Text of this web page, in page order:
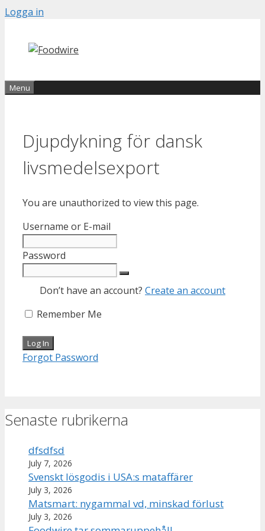
Skip
content
Logga in
Menu
Djupdykning för dansk
livsmedelsexport
You are unauthorized to view this page.
Username or E-mail
Password
Don’t have an account? Create an account
Remember Me
Forgot Password
Senaste rubrikerna
dfsdfsd
July 7, 2026
Svenskt lösgodis i USA:s mataffärer
July 3, 2026
Matsmart: nygammal vd, minskad förlust
July 3, 2026